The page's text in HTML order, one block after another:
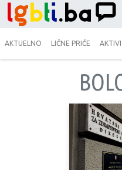
AKTUELNO LIČNE PRIČE